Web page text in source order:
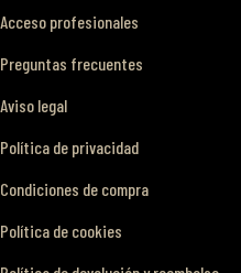
Acceso profesionales
Preguntas frecuentes
Aviso legal
Política de privacidad
Condiciones de compra
Política de cookies